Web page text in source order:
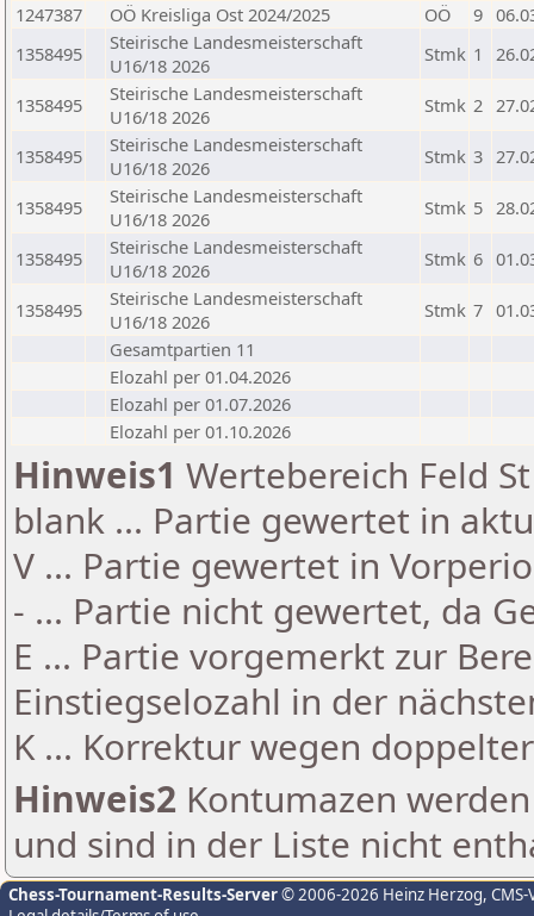
1247387
OÖ Kreisliga Ost 2024/2025 OÖ 9
1358495
Steirische Landesmeisterschaft
U16/18 2026
Stmk 1
1358495
Steirische Landesmeisterschaft
U16/18 2026
Stmk 2
1358495
Steirische Landesmeisterschaft
U16/18 2026
Stmk 3
1358495
Steirische Landesmeisterschaft
U16/18 2026
Stmk 5
1358495
Steirische Landesmeisterschaft
U16/18 2026
Stmk 6
1358495
Steirische Landesmeisterschaft
U16/18 2026
Stmk 7
Gesamtpartien 11
Elozahl per 01.04.2026
Elozahl per 01.07.2026
Elozahl per 01.10.2026
Hinweis1 Wertebereich Feld
blank ... Partie gewertet in
V ... Partie gewertet in
- ... Partie nicht gewertet, da
E ... Partie vorgemerkt zur
Einstiegselozahl in der
K ... Korrektur wegen
Hinweis2 Kontumazen
und sind in der Liste nicht
Chess-Tournament-Results-Server© 2006-2026 Heinz Herzog,